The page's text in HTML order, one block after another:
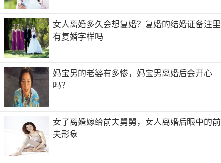
演员、模特
毕业院校
北京联合大学
张子萱的前夫杨一柳为什么会坐牢？据说现在出来了，你们
觉得他会打陈赫吗，不明白为什么还有人支援陈赫
给你那个胆子。你敢去嘛？陈赫站在你面前，你敢打嘛？
张子萱老公为什么坐牢
杨一柳是张子萱的前夫，陈赫和张子萱的事情爆出来不久，
他就坐牢了。很多网友非常好奇杨一柳为什么坐牢，他当初
和张子萱离婚是怎么回事呢
杨一柳是一位作家，出身于北广学院的杨一柳也算得上是一
女人离婚多久会想复婚？复婚的结婚证备注里
有复婚字样吗
妈宝男的老婆有多惨，妈宝男离婚后会开心
吗？
女子离婚嫁给前夫舅舅，女人离婚后眼中的前
夫形象